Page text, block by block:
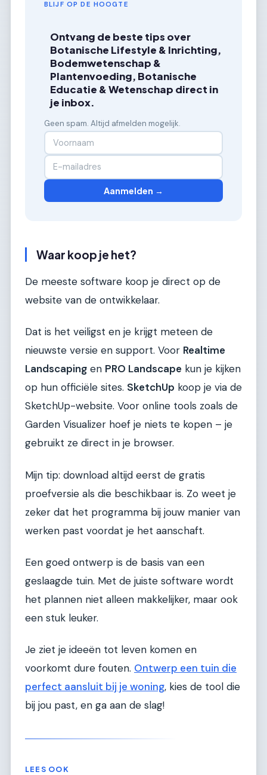
BLIJF OP DE HOOGTE
Ontvang de beste tips over
Botanische Lifestyle & Inrichting,
Bodemwetenschap &
Plantenvoeding, Botanische
Educatie & Wetenschap direct in
je inbox.
Geen spam. Altijd afmelden mogelijk.
Aanmelden →
Waar koop je het?
De meeste software koop je direct op de
website van de ontwikkelaar.
Dat is het veiligst en je krijgt meteen de
nieuwste versie en support. Voor Realtime
Landscaping en PRO Landscape kun je kijken
op hun officiële sites. SketchUp koop je via de
SketchUp-website. Voor online tools zoals de
Garden Visualizer hoef je niets te kopen – je
gebruikt ze direct in je browser.
Mijn tip: download altijd eerst de gratis
proefversie als die beschikbaar is. Zo weet je
zeker dat het programma bij jouw manier van
werken past voordat je het aanschaft.
Een goed ontwerp is de basis van een
geslaagde tuin. Met de juiste software wordt
het plannen niet alleen makkelijker, maar ook
een stuk leuker.
Je ziet je ideeën tot leven komen en
voorkomt dure fouten. Ontwerp een tuin die
perfect aansluit bij je woning, kies de tool die
bij jou past, en ga aan de slag!
LEES OOK